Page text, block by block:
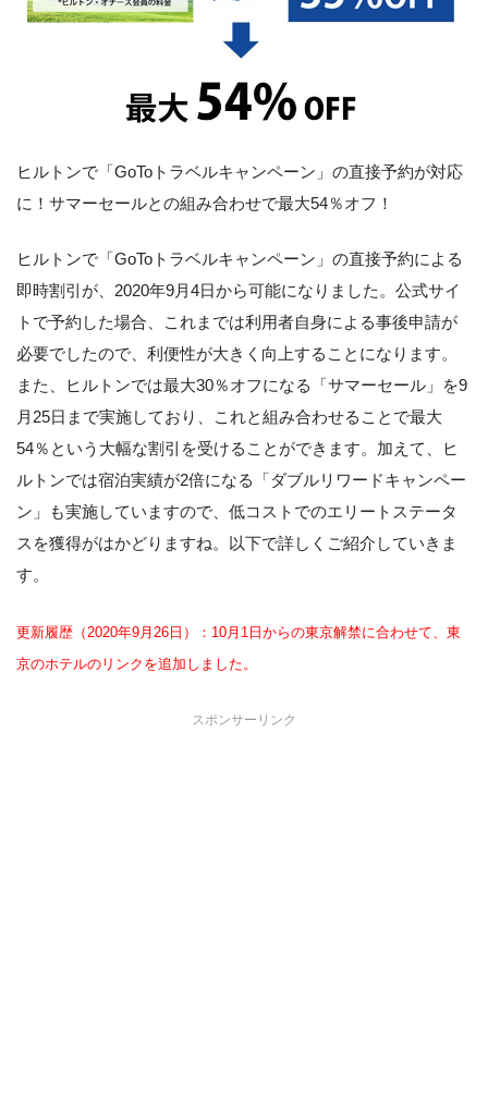
ヒルトンで「GoToトラベルキャンペーン」の直接予約が対応
に！サマーセールとの組み合わせで最大54％オフ！
ヒルトンで「GoToトラベルキャンペーン」の直接予約による
即時割引が、2020年9月4日から可能になりました。公式サイ
トで予約した場合、これまでは利用者自身による事後申請が
必要でしたので、利便性が大きく向上することになります。
また、ヒルトンでは最大30％オフになる「サマーセール」を9
月25日まで実施しており、これと組み合わせることで最大
54％という大幅な割引を受けることができます。加えて、ヒ
ルトンでは宿泊実績が2倍になる「ダブルリワードキャンペー
ン」も実施していますので、低コストでのエリートステータ
スを獲得がはかどりますね。以下で詳しくご紹介していきま
す。
更新履歴（2020年9月26日）：10月1日からの東京解禁に合わせて、東
京のホテルのリンクを追加しました。
スポンサーリンク